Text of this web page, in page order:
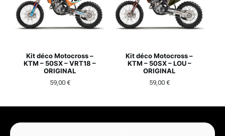
Kit déco Motocross –
KTM – 50SX – VRT18 –
ORIGINAL
59,00 €
Kit déco Motocross –
KTM – 50SX – LOU –
ORIGINAL
59,00 €